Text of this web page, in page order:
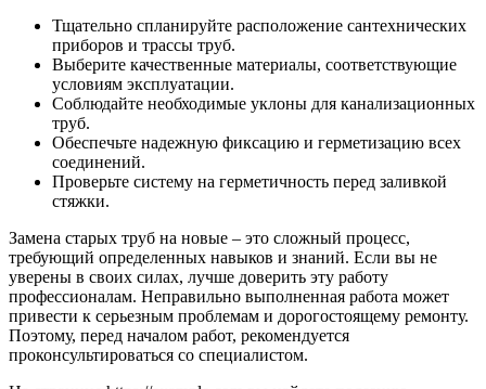
Тщательно спланируйте расположение сантехнических
приборов и трассы труб.
Выберите качественные материалы, соответствующие
условиям эксплуатации.
Соблюдайте необходимые уклоны для канализационных
труб.
Обеспечьте надежную фиксацию и герметизацию всех
соединений.
Проверьте систему на герметичность перед заливкой
стяжки.
Замена старых труб на новые – это сложный процесс,
требующий определенных навыков и знаний. Если вы не
уверены в своих силах, лучше доверить эту работу
профессионалам. Неправильно выполненная работа может
привести к серьезным проблемам и дорогостоящему ремонту.
Поэтому, перед началом работ, рекомендуется
проконсультироваться со специалистом.